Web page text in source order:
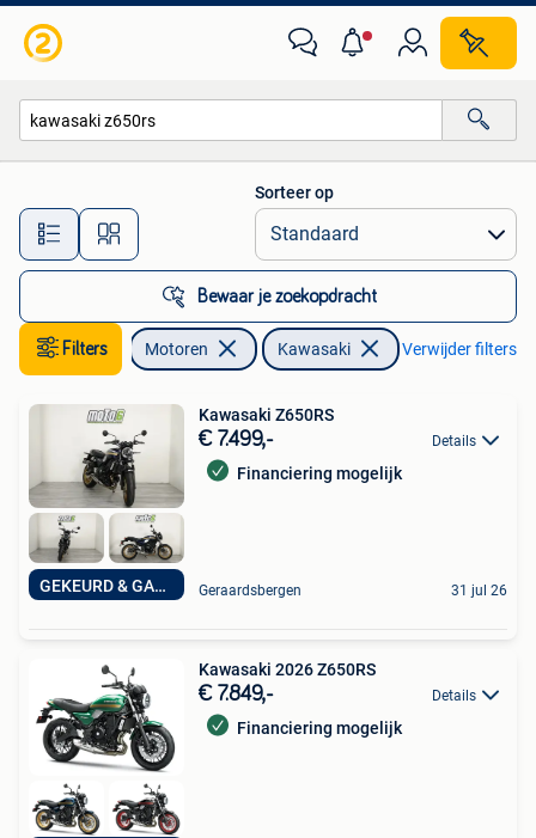
Alle afstanden…
Sorteer op
Bewaar je zoekopdracht
Filters Motoren Kawasaki Verwijder filters
GEKEURD & GARANTIE
Kawasaki Z650RS
€ 7.499,- Details
Financiering mogelijk
Geraardsbergen 31 jul 26
Kawasaki 2026 Z650RS
€ 7.849,- Details
Financiering mogelijk